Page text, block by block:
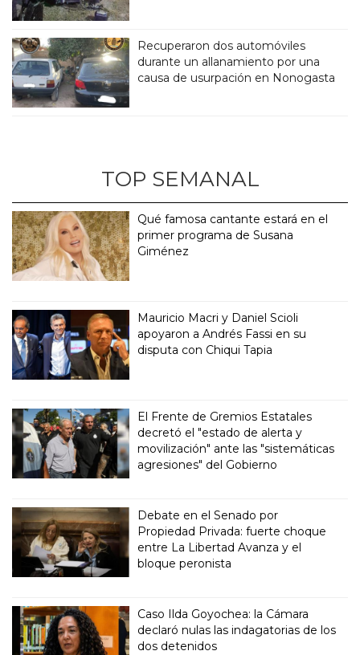
Recuperaron dos automóviles
durante un allanamiento por una
causa de usurpación en Nonogasta
TOP SEMANAL
Qué famosa cantante estará en el
primer programa de Susana
Giménez
Mauricio Macri y Daniel Scioli
apoyaron a Andrés Fassi en su
disputa con Chiqui Tapia
El Frente de Gremios Estatales
decretó el "estado de alerta y
movilización" ante las "sistemáticas
agresiones" del Gobierno
Debate en el Senado por
Propiedad Privada: fuerte choque
entre La Libertad Avanza y el
bloque peronista
Caso Ilda Goyochea: la Cámara
declaró nulas las indagatorias de los
dos detenidos